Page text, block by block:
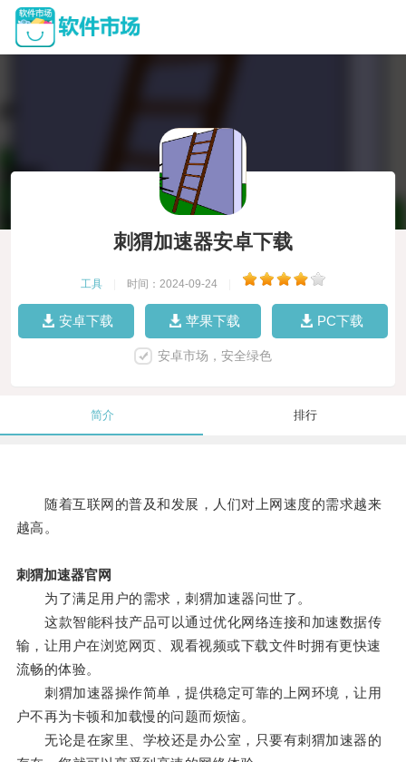
刺猬加速器安卓下载
工具 时间：2024-09-24
安卓下载 苹果下载 PC下载
安卓市场，安全绿色
简介 排行
随着互联网的普及和发展，人们对上网速度的需求越来
越高。
刺猬加速器官网
为了满足用户的需求，刺猬加速器问世了。
这款智能科技产品可以通过优化网络连接和加速数据传
输，让用户在浏览网页、观看视频或下载文件时拥有更快速
流畅的体验。
刺猬加速器操作简单，提供稳定可靠的上网环境，让用
户不再为卡顿和加载慢的问题而烦恼。
无论是在家里、学校还是办公室，只要有刺猬加速器的